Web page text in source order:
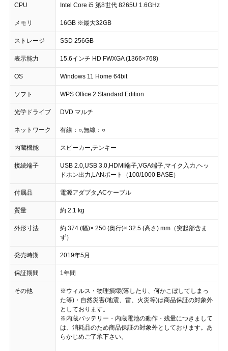
CPU Intel Core i5 第8世代 8265U 1.6GHz
メモリ 16GB ※最大32GB
ストレージ SSD 256GB
表示能力 15.6インチ HD FWXGA (1366×768)
OS Windows 11 Home 64bit
ソフト WPS Office 2 Standard Edition
光学ドライブ DVD マルチ
ネットワーク 有線：○,無線：○
内蔵機能 スピーカー,テンキー
接続端子
USB 2.0,USB 3.0,HDMI端子,VGA端子,マイク入力,ヘッ
ドホン出力,LANポート（100/1000 BASE）
付属品 電源アダプタ,ACケーブル
質量 約 2.1 kg
外形寸法
約 374 (幅)× 250 (奥行)× 32.5 (高さ) mm（突起部含ま
ず）
発売時期 2019年5月
保証期間 1年間
その他
※ウィルス・物理損壊(落したり、何かこぼしてしまっ
た等)・自然災害(地震、雷、火災等)は商品保証の対象外
としております。
※内蔵バッテリー・内蔵電池の動作・残量につきまして
は、消耗品のため商品保証の対象外としております。あ
らかじめご了承下さい。